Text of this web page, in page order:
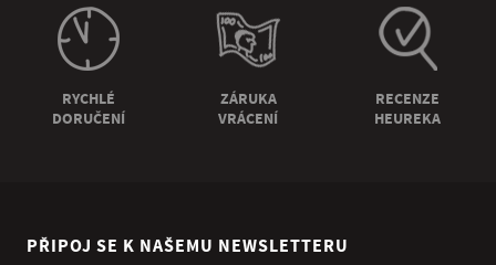
RYCHLÉ
DORUČENÍ
ZÁRUKA
VRÁCENÍ
RECENZE
HEUREKA
PŘIPOJ SE K NAŠEMU NEWSLETTERU